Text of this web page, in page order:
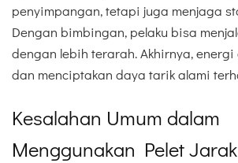
penyimpangan, tetapi juga menjaga
Dengan bimbingan, pelaku bisa
dengan lebih terarah. Akhirnya, energi
dan menciptakan daya tarik alami
Kesalahan Umum dalam
Menggunakan Pelet